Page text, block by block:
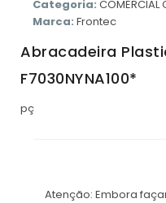
Categoria: COMERCIAL
Marca: Frontec
Abracadeira
F7030NYNA100*
pç
Atenção: Embora